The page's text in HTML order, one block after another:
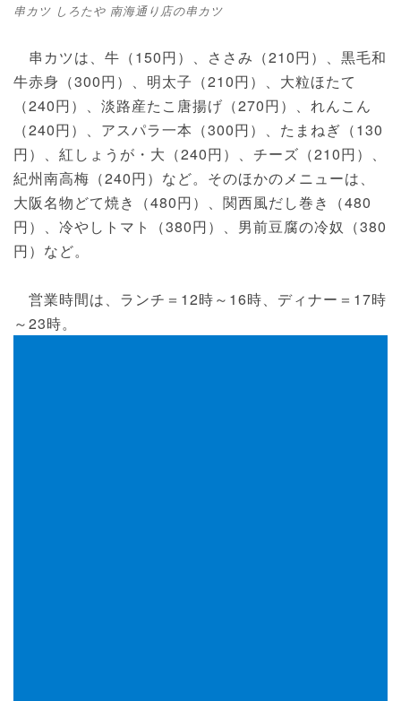
串カツ しろたや 南海通り店の串カツ
串カツは、牛（150円）、ささみ（210円）、黒毛和
牛赤身（300円）、明太子（210円）、大粒ほたて
（240円）、淡路産たこ唐揚げ（270円）、れんこん
（240円）、アスパラ一本（300円）、たまねぎ（130
円）、紅しょうが・大（240円）、チーズ（210円）、
紀州南高梅（240円）など。そのほかのメニューは、
大阪名物どて焼き（480円）、関西風だし巻き（480
円）、冷やしトマト（380円）、男前豆腐の冷奴（380
円）など。
営業時間は、ランチ＝12時～16時、ディナー＝17時
～23時。